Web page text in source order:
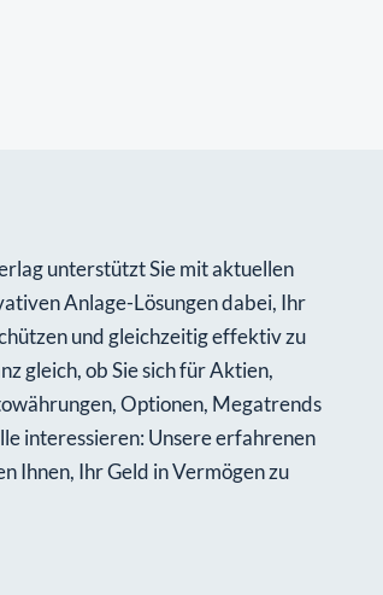
unterstützt Sie mit aktuellen
Anlage-Lösungen dabei, Ihr
und gleichzeitig effektiv zu
gleich, ob Sie sich für Aktien,
Optionen, Megatrends
interessieren: Unsere erfahrenen
Ihnen, Ihr Geld in Vermögen zu